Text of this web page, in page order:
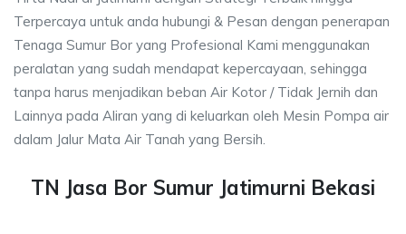
Terpercaya untuk anda hubungi & Pesan dengan penerapan
Tenaga Sumur Bor yang Profesional Kami menggunakan
peralatan yang sudah mendapat kepercayaan, sehingga
tanpa harus menjadikan beban Air Kotor / Tidak Jernih dan
Lainnya pada Aliran yang di keluarkan oleh Mesin Pompa air
dalam Jalur Mata Air Tanah yang Bersih.
TN Jasa Bor Sumur Jatimurni Bekasi